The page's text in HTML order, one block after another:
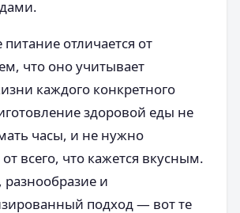
питание отличается от
что оно учитывает
каждого конкретного
здоровой еды не
часы, и не нужно
всего, что кажется вкусным.
и
подход — вот те